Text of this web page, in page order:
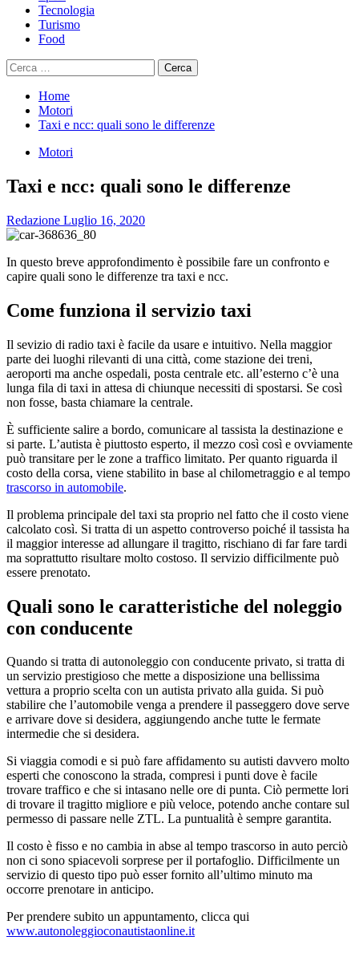
Tecnologia
Turismo
Food
Ricerca
per:
Home
Motori
Taxi e ncc: quali sono le differenze
Motori
Taxi e ncc: quali sono le differenze
Redazione Luglio 16, 2020
In questo breve approfondimento è possibile fare un confronto e
capire quali sono le differenze tra taxi e ncc.
Come funziona il servizio taxi
Il sevizio di radio taxi è facile da usare e intuitivo. Nella maggior
parte dei luoghi rilevanti di una città, come stazione dei treni,
aeroporti ma anche ospedali, posta centrale etc. all’esterno c’è una
lunga fila di taxi in attesa di chiunque necessiti di spostarsi. Se così
non fosse, basta chiamare la centrale.
È sufficiente salire a bordo, comunicare al tassista la destinazione e
si parte. L’autista è piuttosto esperto, il mezzo così così e ovviamente
può transitare per le zone a traffico limitato. Per quanto riguarda il
costo della corsa, viene stabilito in base al chilometraggio e al tempo
trascorso in automobile.
Il problema principale del taxi sta proprio nel fatto che il costo viene
calcolato così. Si tratta di un aspetto controverso poiché il tassista ha
il maggior interesse ad allungare il tragitto, rischiano di far fare tardi
ma soprattutto risultare molto costoso. Il servizio difficilmente può
essere prenotato.
Quali sono le caratteristiche del noleggio
con conducente
Quando si tratta di autonoleggio con conducente privato, si tratta di
un servizio prestigioso che mette a disposizione una bellissima
vettura a proprio scelta con un autista privato alla guida. Si può
stabilire che l’automobile venga a prendere il passeggero dove serve
e arrivare dove si desidera, aggiungendo anche tutte le fermate
intermedie che si desidera.
Si viaggia comodi e si può fare affidamento su autisti davvero molto
esperti che conoscono la strada, compresi i punti dove è facile
trovare traffico e che si intasano nelle ore di punta. Ciò permette lori
di trovare il tragitto migliore e più veloce, potendo anche contare sul
permesso di passare nelle ZTL. La puntualità è sempre garantita.
Il costo è fisso e no cambia in abse al tempo trascorso in auto perciò
non ci sono spiacevoli sorprese per il portafoglio. Difficilmente un
servizio di questo tipo può esser fornito all’ultimo minuto ma
occorre prenotare in anticipo.
Per prendere subito un appuntamento, clicca qui
www.autonoleggioconautistaonline.it